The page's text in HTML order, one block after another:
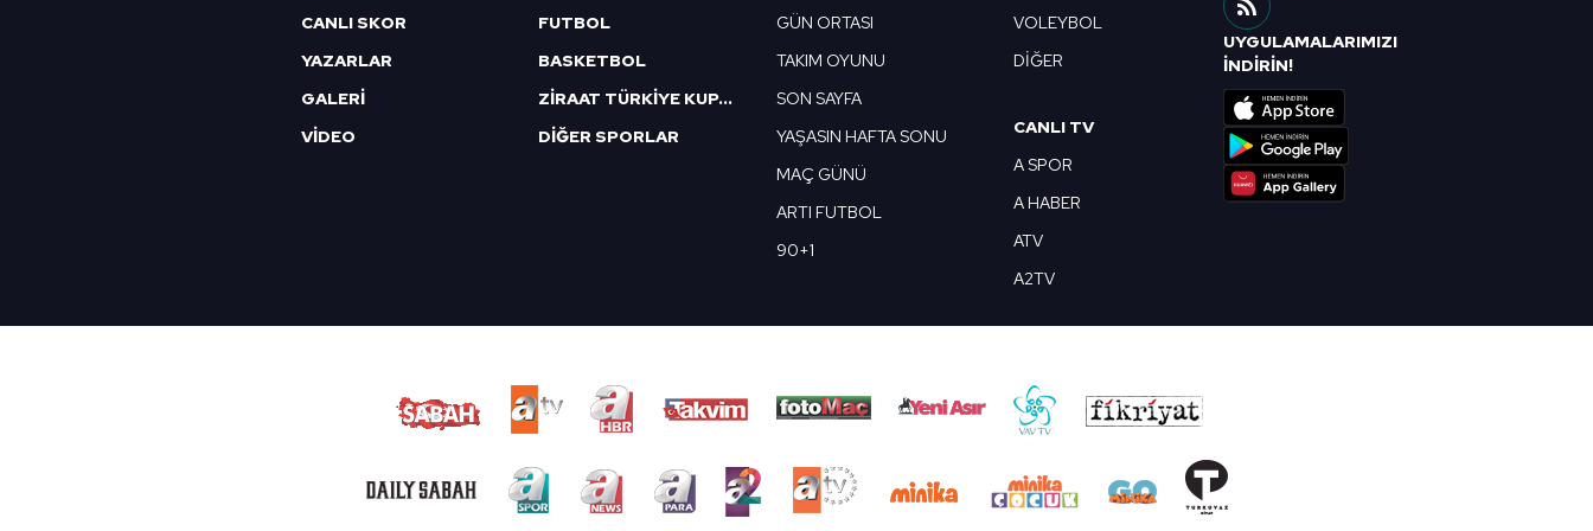
CANLI SKOR
YAZARLAR
GALERİ
VİDEO
FUTBOL
BASKETBOL
ZİRAAT TÜRKİYE KUPASI
DİĞER SPORLAR
GÜN ORTASI
TAKIM OYUNU
SON SAYFA
YAŞASIN HAFTA SONU
MAÇ GÜNÜ
ARTI FUTBOL
90+1
VOLEYBOL
DİĞER
CANLI TV
A SPOR
A HABER
ATV
A2TV
UYGULAMALARIMIZI
İNDİRİN!